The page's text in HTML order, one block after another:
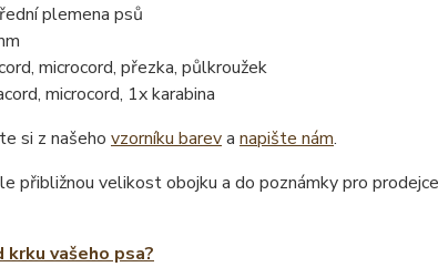
plemena psů
microcord, přezka, půlkroužek
microcord, 1x karabina
si z našeho vzorníku bareva napište nám.
přibližnou velikost obojku a do poznámky pro
krku vašeho psa?